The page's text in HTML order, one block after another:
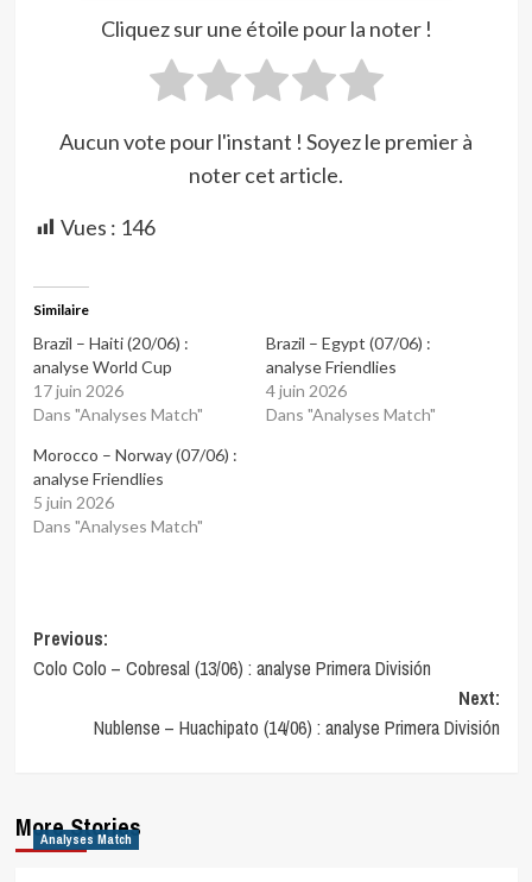
Cliquez sur une étoile pour la noter !
Aucun vote pour l'instant ! Soyez le premier à
noter cet article.
Vues : 146
Similaire
Brazil – Haiti (20/06) :
analyse World Cup
17 juin 2026
Dans "Analyses Match"
Brazil – Egypt (07/06) :
analyse Friendlies
4 juin 2026
Dans "Analyses Match"
Morocco – Norway (07/06) :
analyse Friendlies
5 juin 2026
Dans "Analyses Match"
Post
navigation
Previous:
Colo Colo – Cobresal (13/06) : analyse Primera División
Next:
Nublense – Huachipato (14/06) : analyse Primera División
More Stories
Analyses Match